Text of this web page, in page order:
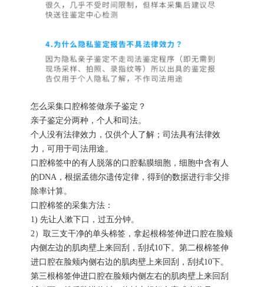
怎么采集口腔棉签做亲子鉴定？
亲子鉴定分两种，个人和司法。
个人没有法律效力，仅供个人了解；司法具有法律效
力，可用于司法用途。
口腔棉签中的有人脱落的口腔黏膜细胞，细胞中含有人
的DNA，根据孟德尔遗传定律，得到的数据进行非父排
除率计算。
口腔棉签的采集方法：
1) 先让人漱下口，过五分钟。
2）取三支干净的单头棉签，拿起根棉签伸进口腔在脸颊
内侧左边的肌肉壁上来回刮，刮拭10下。第二根棉签伸
进口腔在脸颊内侧右边的肌肉壁上来回刮，刮拭10下。
第三根棉签伸进口腔在脸颊内侧左右的肌肉壁上来回刮